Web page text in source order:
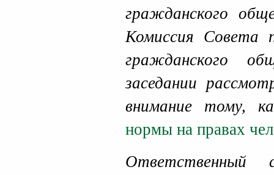
гражданского
Комиссия Совета
гражданского
заседании
внимание тому,
нормы на правах
Ответственный